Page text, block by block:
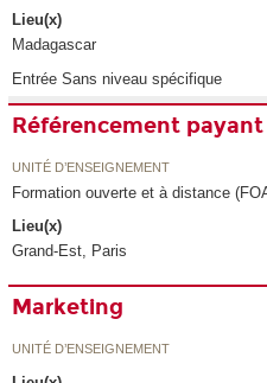
Lieu(x)
Madagascar
Entrée Sans niveau spécifique
Référencement payant
UNITÉ D’ENSEIGNEMENT
Formation ouverte et à distance
Lieu(x)
Grand-Est, Paris
Marketing
UNITÉ D’ENSEIGNEMENT